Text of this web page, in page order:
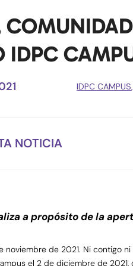
IDPC
IDPC CAMPUS,
NOTICIA
a propósito de la
noviembre de 2021. Ni contigo
el 2 de diciembre de 2021,